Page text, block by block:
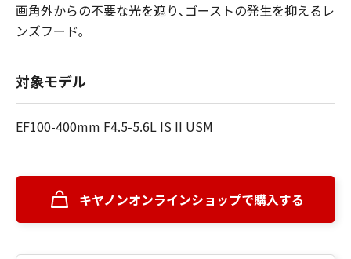
画角外からの不要な光を遮り､ゴーストの発生を抑えるレ
ンズフード｡
対象モデル
EF100-400mm F4.5-5.6L IS II USM
キヤノンオンラインショップで購入する